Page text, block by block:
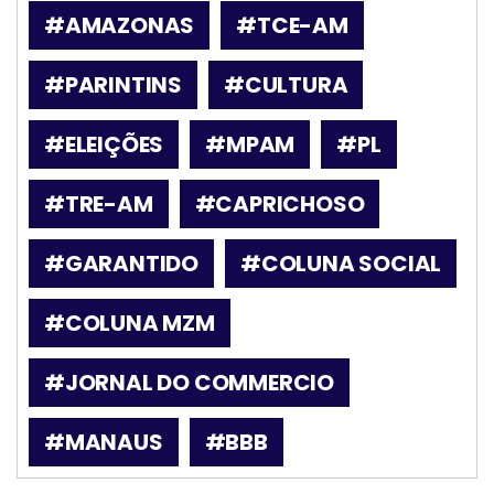
#AMAZONAS
#TCE-AM
#PARINTINS
#CULTURA
#ELEIÇÕES
#MPAM
#PL
#TRE-AM
#CAPRICHOSO
#GARANTIDO
#COLUNA SOCIAL
#COLUNA MZM
#JORNAL DO COMMERCIO
#MANAUS
#BBB